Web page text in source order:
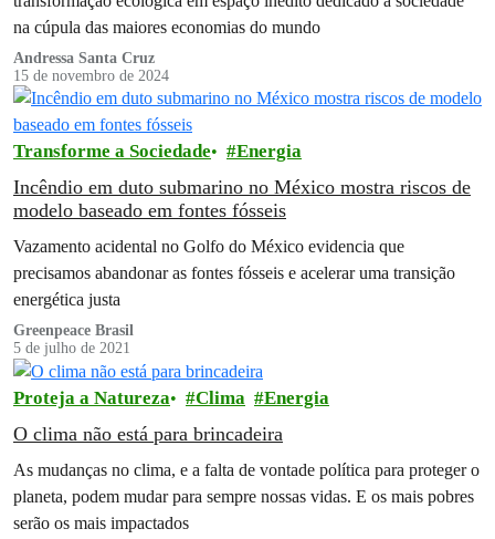
na cúpula das maiores economias do mundo
Andressa Santa Cruz
15 de novembro de 2024
Transforme a Sociedade Energia
Incêndio em duto submarino no México mostra riscos de
modelo baseado em fontes fósseis
Vazamento acidental no Golfo do México evidencia que
precisamos abandonar as fontes fósseis e acelerar uma transição
energética justa
Greenpeace Brasil
5 de julho de 2021
Proteja a Natureza Clima Energia
O clima não está para brincadeira
As mudanças no clima, e a falta de vontade política para proteger o
planeta, podem mudar para sempre nossas vidas. E os mais pobres
serão os mais impactados